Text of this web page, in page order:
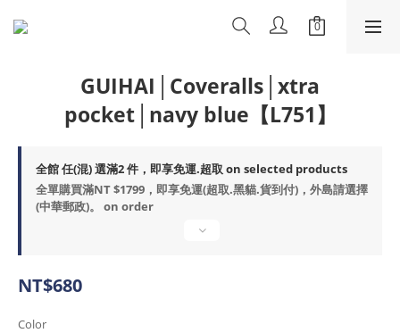
GUIHAI│Coveralls│xtra
pocket│navy blue【L751】
全館 任(混) 選滿2 件，即享免運.超取 on selected products
全單購買滿NT $1799，即享免運(超取.黑貓.貨到付)，外島請選擇
(中華郵政)。 on order
NT$680
Color